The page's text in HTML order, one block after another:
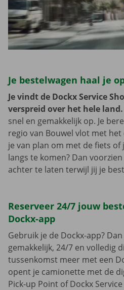
Je bestelwagen haal je
Je vindt de Dockx Service
verspreid over het hele land.
snel en gemakkelijk op. Je
regio van Bouwel vlot met
je van plan om met de fiets
langs te komen? Dan
achter te laten terwijl jij je
Reserveer 24/7 jouw
Dockx-app
Gebruik je de Dockx-app?
gemakkelijk, 24/7 en volledig
tussenkomst meer met een
opent je camionette met de
Pick-up Point of Dockx